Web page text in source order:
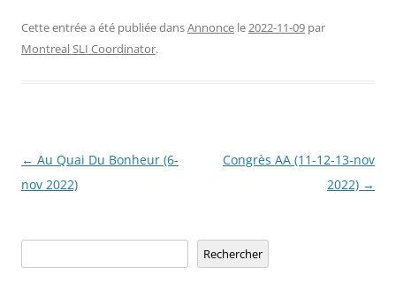
Cette entrée a été publiée dansAnnonce le2022-11-09 par
Montreal SLI Coordinator.
Navigation
des
← Au Quai Du Bonheur (6-
nov 2022)
Congrès AA (11-12-13-nov
2022) →
Rechercher